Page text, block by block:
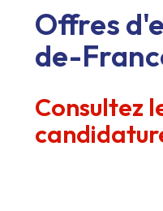
Offres
de-
Consultez